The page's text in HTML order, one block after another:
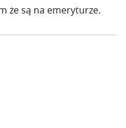
że są na emeryturze.